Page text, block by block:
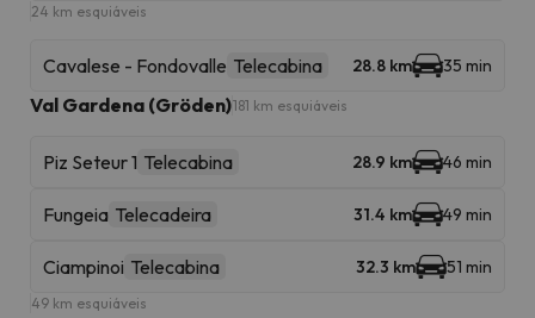
24 km esquiáveis
Cavalese - Fondovalle Telecabina 28.8 km 35 min
Val Gardena (Gröden)181 km esquiáveis
Piz Seteur 1 Telecabina 28.9 km 46 min
Fungeia Telecadeira 31.4 km 49 min
Ciampinoi Telecabina 32.3 km 51 min
49 km esquiáveis